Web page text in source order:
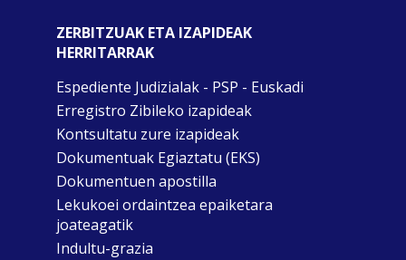
ZERBITZUAK ETA IZAPIDEAK
HERRITARRAK
Espediente Judizialak - PSP - Euskadi
Erregistro Zibileko izapideak
Kontsultatu zure izapideak
Dokumentuak Egiaztatu (EKS)
Dokumentuen apostilla
Lekukoei ordaintzea epaiketara
joateagatik
Indultu-grazia